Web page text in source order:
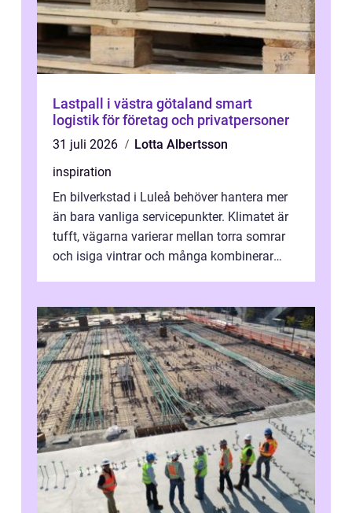
Lastpall i västra götaland smart
logistik för företag och privatpersoner
31 juli 2026
Lotta Albertsson
inspiration
En bilverkstad i Luleå behöver hantera mer
än bara vanliga servicepunkter. Klimatet är
tufft, vägarna varierar mellan torra somrar
och isiga vintrar och många kombinerar